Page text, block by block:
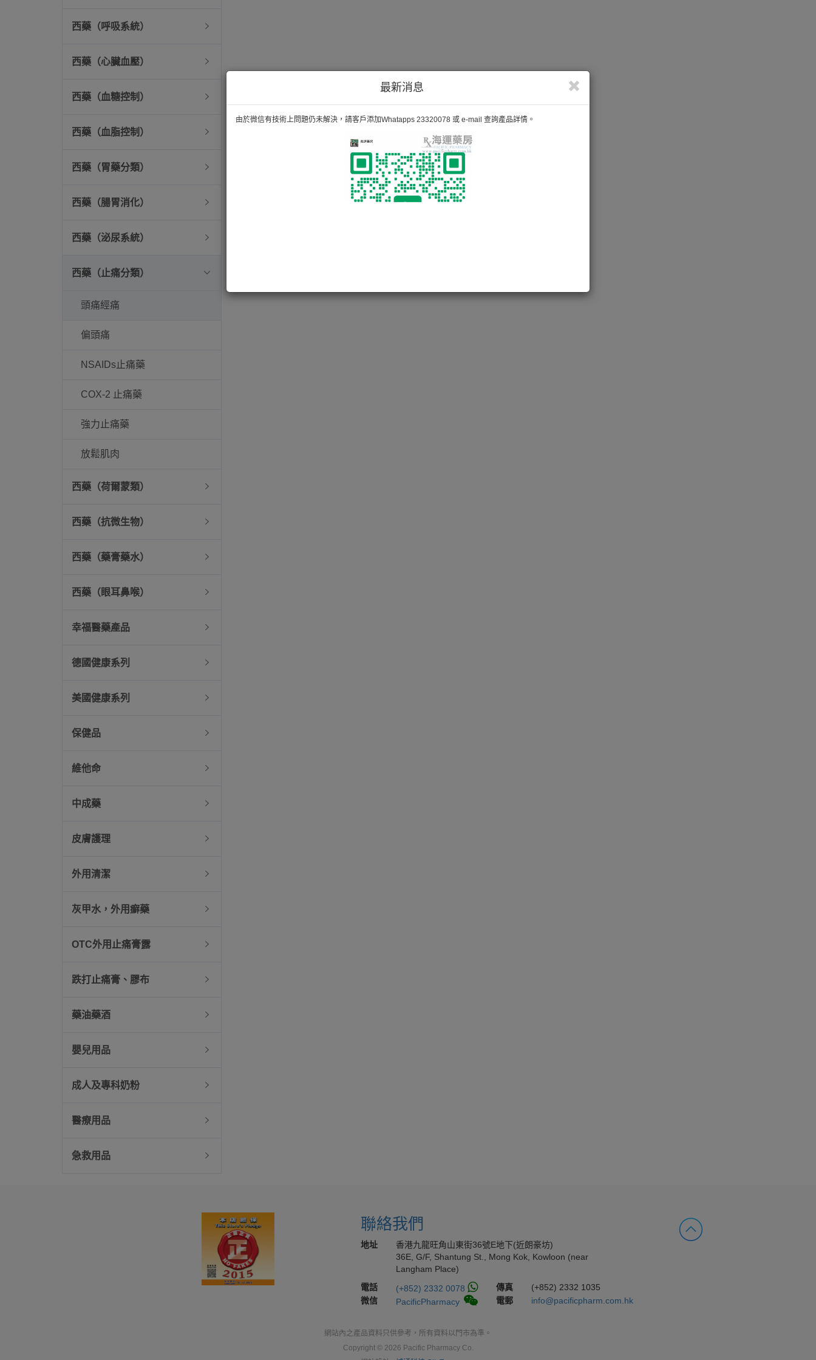
最新消息
由於微信有技術上問題仍未解決，請客戶添加Whatapps 23320078 或 e-mail 查詢產品詳情。
西藥（呼吸系統）
西藥（心臟血壓）
西藥（血糖控制）
西藥（血脂控制）
西藥（胃藥分類）
西藥（腸胃消化）
西藥（泌尿系統）
西藥（止痛分類）
頭痛經痛
偏頭痛
NSAIDs止痛藥
COX-2 止痛藥
強力止痛藥
放鬆肌肉
西藥（荷爾蒙類）
西藥（抗微生物）
西藥（藥膏藥水）
西藥（眼耳鼻喉）
幸福醫藥產品
德國健康系列
美國健康系列
保健品
維他命
中成藥
皮膚護理
外用清潔
灰甲水，外用癬藥
OTC外用止痛膏露
跌打止痛膏、膠布
藥油藥酒
嬰兒用品
成人及專科奶粉
醫療用品
急救用品
聯絡我們
地址
香港九龍旺角山東街36號E地下(近朗豪坊)
36E, G/F, Shantung St., Mong Kok, Kowloon (near
Langham Place)
電話
(+852) 2332 0078 傳真
(+852) 2332 1035
微信
PacificPharmacy 電郵 info@pacificpharm.com.hk
網站內之產品資料只供參考，所有資料以門市為準。
Copyright © 2026 Pacific Pharmacy Co.